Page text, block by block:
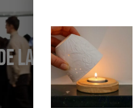
la visibilité à